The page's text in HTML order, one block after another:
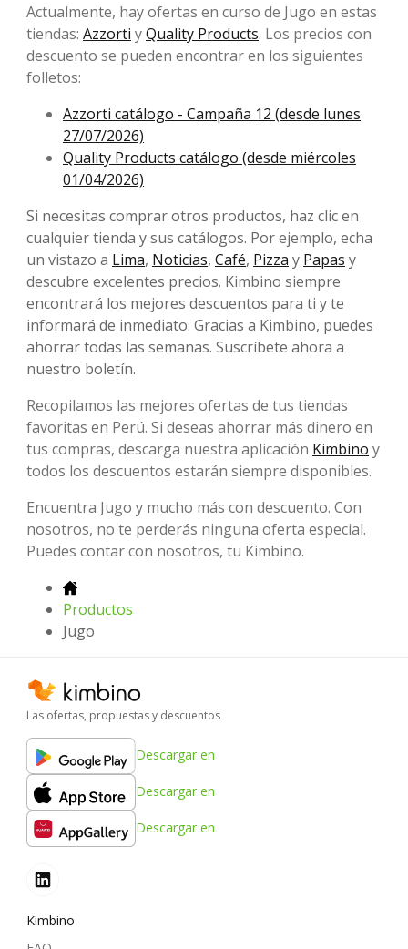
Actualmente, hay ofertas en curso de Jugo en estas
tiendas: Azzorti yQuality Products. Los precios con
descuento se pueden encontrar en los siguientes
folletos:
Azzorti catálogo - Campaña 12 (desde lunes
27/07/2026)
Quality Products catálogo (desde miércoles
01/04/2026)
Si necesitas comprar otros productos, haz clic en
cualquier tienda y sus catálogos. Por ejemplo, echa
un vistazo a Lima, Noticias, Café, Pizza y Papas y
descubre excelentes precios. Kimbino siempre
encontrará los mejores descuentos para ti y te
informará de inmediato. Gracias a Kimbino, puedes
ahorrar todas las semanas. Suscríbete ahora a
nuestro boletín.
Recopilamos las mejores ofertas de tus tiendas
favoritas en Perú. Si deseas ahorrar más dinero en
tus compras, descarga nuestra aplicación Kimbino y
todos los descuentos estarán siempre disponibles.
Encuentra Jugo y mucho más con descuento. Con
nosotros, no te perderás ninguna oferta especial.
Puedes contar con nosotros, tu Kimbino.
Productos
Jugo
Las ofertas, propuestas y descuentos
Descargar en
Descargar en
Descargar en
Kimbino